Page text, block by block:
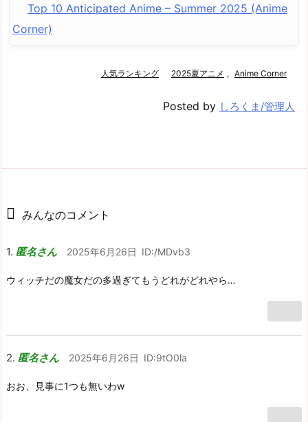
Top 10 Anticipated Anime – Summer 2025 (Anime
Corner)
人気ランキング 2025夏アニメ , Anime Corner
Posted by しろくま/管理人
みんなのコメント
匿名さん 2025年6月26日 ID:/MDvb3
ウィッチだの魔女だの多過ぎてもうどれがどれやら…
匿名さん 2025年6月26日 ID:9tO0la
おお、見事に1つも無いわw